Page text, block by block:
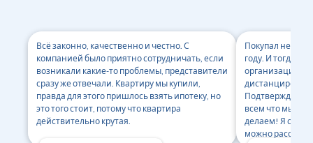
Всё законно, качественно и честно. С
компанией было приятно сотрудничать, если
возникали какие-то проблемы, представители
сразу же отвечали. Квартиру мы купили,
правда для этого пришлось взять ипотеку, но
это того стоит, потому что квартира
действительно крутая.
Покупал
году. И тогда
организацией
Подтверждают
всем что мы
делаем! Я
можно